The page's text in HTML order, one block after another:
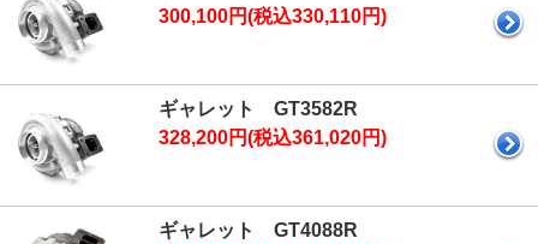
300,100円(税込330,110円)
ギャレット GT3582R
328,200円(税込361,020円)
ギャレット GT4088R